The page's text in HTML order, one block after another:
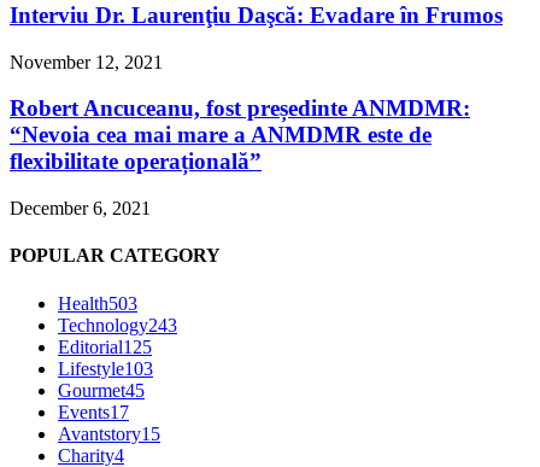
Interviu Dr. Laurenţiu Daşcă: Evadare în Frumos
November 12, 2021
Robert Ancuceanu, fost președinte ANMDMR:
“Nevoia cea mai mare a ANMDMR este de
flexibilitate operațională”
December 6, 2021
POPULAR CATEGORY
Health503
Technology243
Editorial125
Lifestyle103
Gourmet45
Events17
Avantstory15
Charity4